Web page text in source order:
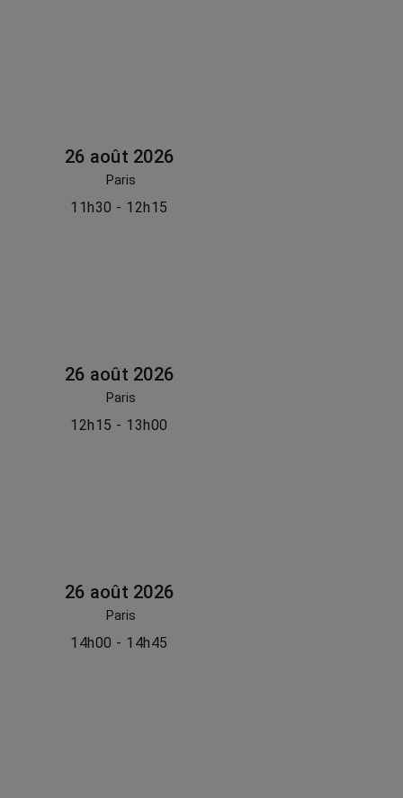
26 août 2026
Paris
11h30 - 12h15
26 août 2026
Paris
12h15 - 13h00
26 août 2026
Paris
14h00 - 14h45